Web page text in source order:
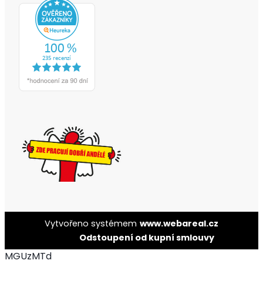
Vytvořeno systémem www.webareal.cz
Odstoupení od kupní smlouvy
MGUzMTd